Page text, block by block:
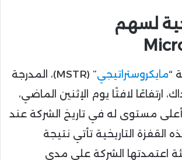
لسهم
“مايكروستراتيجي
” (MSTR)، المدرجة
ارتفاعًا لافتًا يوم الإثنين الماضي،
مستوى له في تاريخ الشركة عند
القفزة التاريخية تأتي نتيجة
اعتمدتها الشركة على مدى